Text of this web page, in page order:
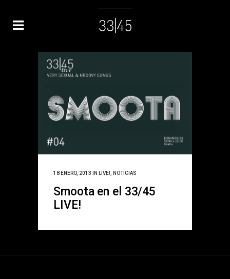
18 ENERO, 2013 IN LIVE! NOTICIAS
Smoota en el 33/45
LIVE!